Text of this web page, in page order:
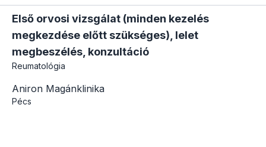
Első orvosi vizsgálat (minden kezelés
megkezdése előtt szükséges), lelet
megbeszélés, konzultáció
Reumatológia
Aniron Magánklinika
Pécs